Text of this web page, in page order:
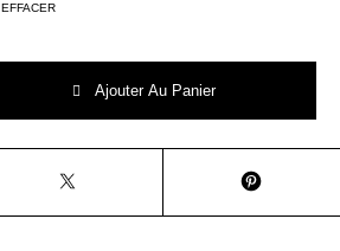
EFFACER
Ajouter Au Panier